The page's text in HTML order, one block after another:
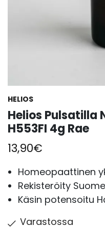
HELIOS
Helios Pulsatilla
H553FI 4g Rae
13,90€
Homeopaattinen
Rekisteröity
Käsin potensoitu
Varastossa